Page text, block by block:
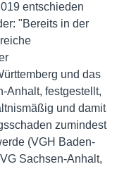
entschieden
"Bereits in der
und das
Anhalt, festgestellt,
und damit
zumindest
(VGH Baden-
Sachsen-Anhalt,